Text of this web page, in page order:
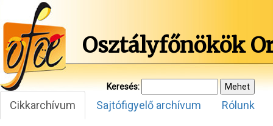
Osztályfőnökök
Keresés:
Cikkarchívum Sajtófigyelő archívum Rólunk